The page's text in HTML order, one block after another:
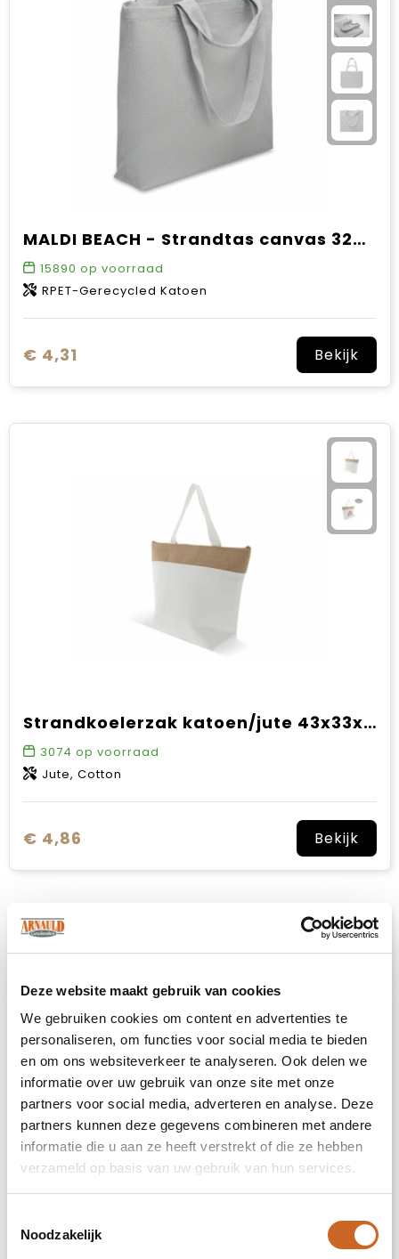
Deze website maakt gebruik van cookies
We gebruiken cookies om content en advertenties te
personaliseren, om functies voor social media te bieden
en om ons websiteverkeer te analyseren. Ook delen we
informatie over uw gebruik van onze site met onze
partners voor social media, adverteren en analyse. Deze
partners kunnen deze gegevens combineren met andere
informatie die u aan ze heeft verstrekt of die ze hebben
verzameld op basis van uw gebruik van hun services.
Noodzakelijk
MALDI BEACH - Strandtas canvas 320gr/m²
15890 op voorraad
RPET-Gerecycled Katoen
€ 4,31 Bekijk
Strandkoelerzak katoen/jute 43x33x14 cm
3074 op voorraad
Jute, Cotton
€ 4,86 Bekijk
12244op voorraad